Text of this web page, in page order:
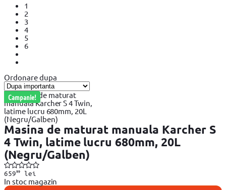
1
2
3
4
5
6
Ordonare dupa
Campanie!
Masina de maturat manuala Karcher S
4 Twin, latime lucru 680mm, 20L
(Negru/Galben)
65999lei
In stoc magazin